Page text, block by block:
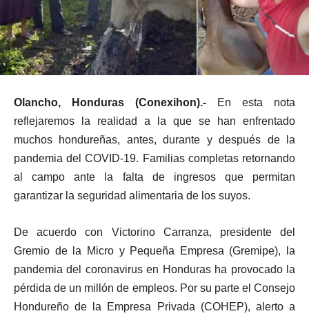
Olancho, Honduras (Conexihon).- En esta nota
reflejaremos la realidad a la que se han enfrentado
muchos hondureñas, antes, durante y después de la
pandemia del COVID-19. Familias completas retornando
al campo ante la falta de ingresos que permitan
garantizar la seguridad alimentaria de los suyos.
De acuerdo con Victorino Carranza, presidente del
Gremio de la Micro y Pequeña Empresa (Gremipe), la
pandemia del coronavirus en Honduras ha provocado la
pérdida de un millón de empleos. Por su parte el Consejo
Hondureño de la Empresa Privada (COHEP), alerto a